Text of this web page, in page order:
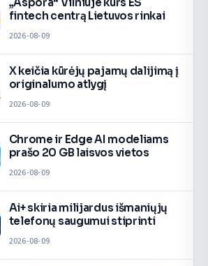
fintech centrą Lietuvos rinkai
2026-08-09
X keičia kūrėjų pajamų dalijimą į
originalumo atlygį
2026-08-09
Chrome ir Edge AI modeliams
prašo 20 GB laisvos vietos
2026-08-09
Ai+ skiria milijardus išmaniųjų
telefonų saugumui stiprinti
2026-08-09